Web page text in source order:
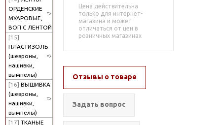
ОРДЕНСКИЕ
МУАРОВЫЕ,
ВОП С ЛЕНТОЙ
[15]
ПЛАСТИЗОЛЬ
(шевроны,
нашивки,
вымпелы)
[16] ВЫШИВКА
(шевроны,
нашивки,
вымпелы)
[17] ТКАНЫЕ
Цена действительна
только для интернет-
магазина и может
отличаться от цен в
розничных магазинах
Отзывы о товаре
Задать вопрос